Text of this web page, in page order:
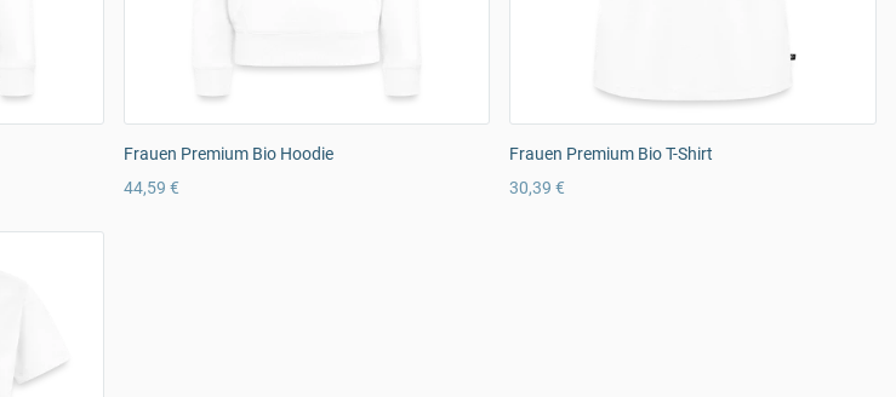
Frauen Premium Bio Hoodie
44,59 €
Frauen Premium Bio T-Shirt
30,39 €